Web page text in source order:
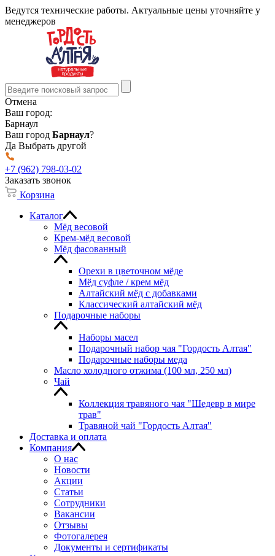
Ведутся технические работы. Актуальные цены уточняйте у
менеджеров
Отмена
Ваш город:
Барнаул
Ваш город Барнаул?
Да Выбрать другой
+7 (962) 798-03-02
Заказать звонок
Корзина
Каталог
Мёд весовой
Крем-мёд весовой
Мёд фасованный
Орехи в цветочном мёде
Мёд суфле / крем мёд
Алтайский мёд с добавками
Классический алтайский мёд
Подарочные наборы
Наборы масел
Подарочный набор чая "Гордость Алтая"
Подарочные наборы меда
Масло холодного отжима (100 мл, 250 мл)
Чай
Коллекция травяного чая "Шедевр в мире
трав"
Травяной чай "Гордость Алтая"
Доставка и оплата
Компания
О нас
Новости
Акции
Статьи
Сотрудники
Вакансии
Отзывы
Фотогалерея
Документы и сертификаты